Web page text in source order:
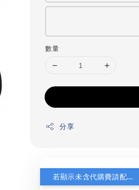
數量
分享
若顯示未含代購費請配對加購(未加購視同無效訂單)